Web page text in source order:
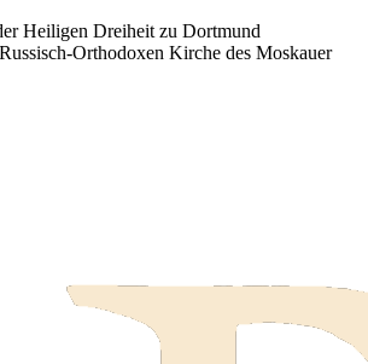
Heiligen Dreiheit zu Dortmund
Orthodoxen Kirche des Moskauer